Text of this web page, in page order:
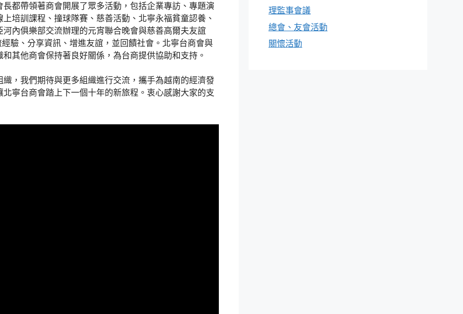
都帶領著商會開展了眾多活動，包括企業專訪、專題演
培訓課程、撞球隊賽、慈善活動、北寧永福貧童認養、
內俱樂部交流辦理的元宵聯合晚會與慈善高爾夫友誼
驗、分享資訊、增進友誼，並回饋社會。北寧台商會與
其他商會保持著良好關係，為台商提供協助和支持。
，我們期待與更多組織進行交流，攜手為越南的經濟發
寧台商會踏上下一個十年的新旅程。衷心感謝大家的支
理監事會議
總會、友會活動
關懷活動